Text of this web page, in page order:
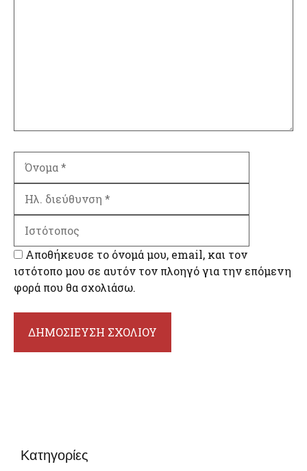
Αποθήκευσε το όνομά μου, email, και τον
ιστότοπο μου σε αυτόν τον πλοηγό για την επόμενη
φορά που θα σχολιάσω.
Κατηγορίες